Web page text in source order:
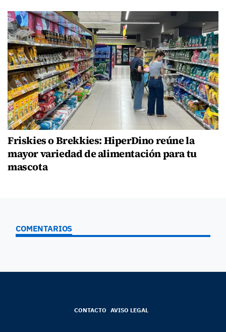
Friskies o Brekkies: HiperDino reúne la
mayor variedad de alimentación para tu
mascota
COMENTARIOS
CONTACTO AVISO LEGAL